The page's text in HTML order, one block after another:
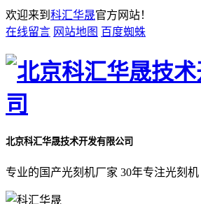
欢迎来到 科汇华晟官方网站！
在线留言 网站地图 百度蜘蛛
北京科汇华晟技术开发有限公司
专业的国产光刻机厂家 30年专注光刻机